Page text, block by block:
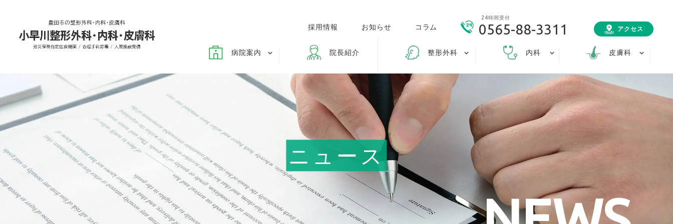
病院案内 院長紹介 整形外科 内科 皮膚科
採用情報 お知らせ コラム
24時間受付
0565-88-3311 アクセス
ニュース